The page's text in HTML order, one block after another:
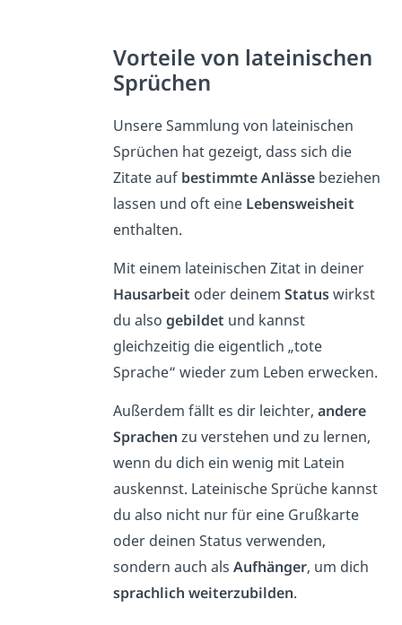
Vorteile von lateinischen
Sprüchen
Unsere Sammlung von lateinischen
Sprüchen hat gezeigt, dass sich die
Zitate auf bestimmte Anlässebeziehen
lassen und oft eine Lebensweisheit
enthalten.
Mit einem lateinischen Zitat in deiner
Hausarbeit oder deinem Statuswirkst
du also gebildet und kannst
gleichzeitig die eigentlich „tote
Sprache“ wieder zum Leben erwecken.
Außerdem fällt es dir leichter, andere
Sprachen zu verstehen und zu lernen,
wenn du dich ein wenig mit Latein
auskennst. Lateinische Sprüche kannst
du also nicht nur für eine Grußkarte
oder deinen Status verwenden,
sondern auch als Aufhänger, um dich
sprachlich weiterzubilden.